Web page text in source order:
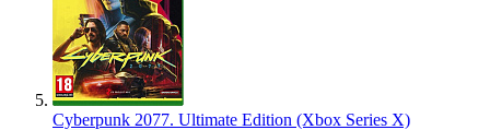
Cyberpunk 2077. Ultimate Edition (Xbox Series X)